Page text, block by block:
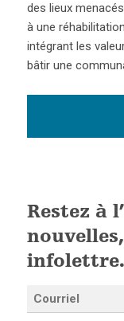
des lieux
à une
intégrant les
bâtir une
Restez à
infolettre.